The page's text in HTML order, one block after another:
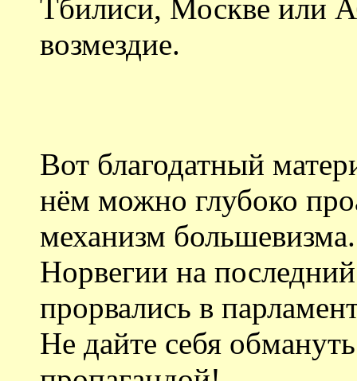
Тбилиси, Москве или
возмездие.
Вот благодатный
нём можно глубоко
механизм
Норвегии на
прорвались в
Не дайте себя